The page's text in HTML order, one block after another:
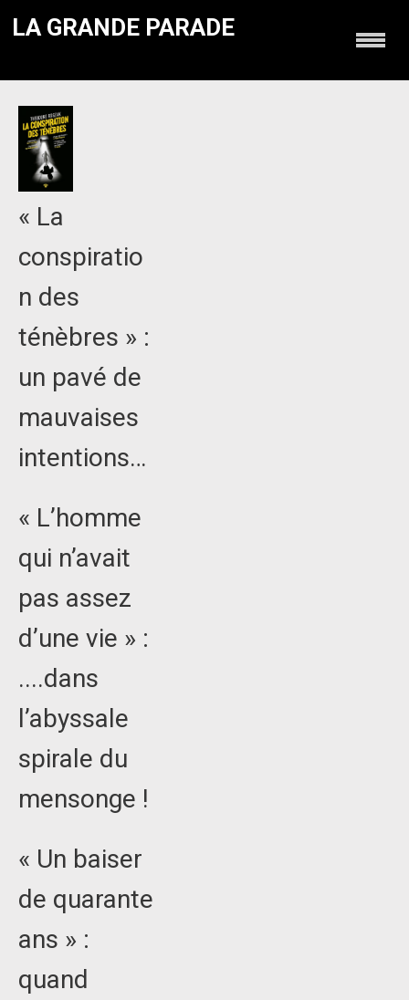
LA GRANDE PARADE
« La
conspiratio
n des
ténèbres » :
un pavé de
mauvaises
intentions…
« L’homme
qui n’avait
pas assez
d’une vie » :
....dans
l’abyssale
spirale du
mensonge !
« Un baiser
de quarante
ans » :
quand